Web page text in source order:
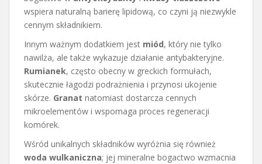
wspiera naturalną barierę lipidową, co czyni ją niezwykle
cennym składnikiem.
Innym ważnym dodatkiem jest miód, który nie tylko
nawilża, ale także wykazuje działanie antybakteryjne.
Rumianek, często obecny w greckich formułach,
skutecznie łagodzi podrażnienia i przynosi ukojenie
skórze. Granat natomiast dostarcza cennych
mikroelementów i wspomaga proces regeneracji
komórek.
Wśród unikalnych składników wyróżnia się również
woda wulkaniczna; jej mineralne bogactwo wzmacnia